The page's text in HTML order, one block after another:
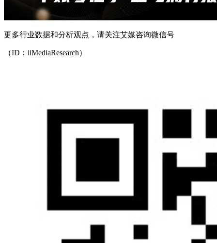
更多行业数据和分析观点，请关注艾媒咨询微信号
（ID：iiMediaResearch）